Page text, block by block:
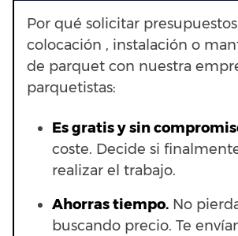
Por qué solicitar
colocación , instalación o
de parquet con nuestra
parquetistas:
Es gratis y sin
coste. Decide si
realizar el trabajo.
Ahorras tiempo. No
buscando precio. Te